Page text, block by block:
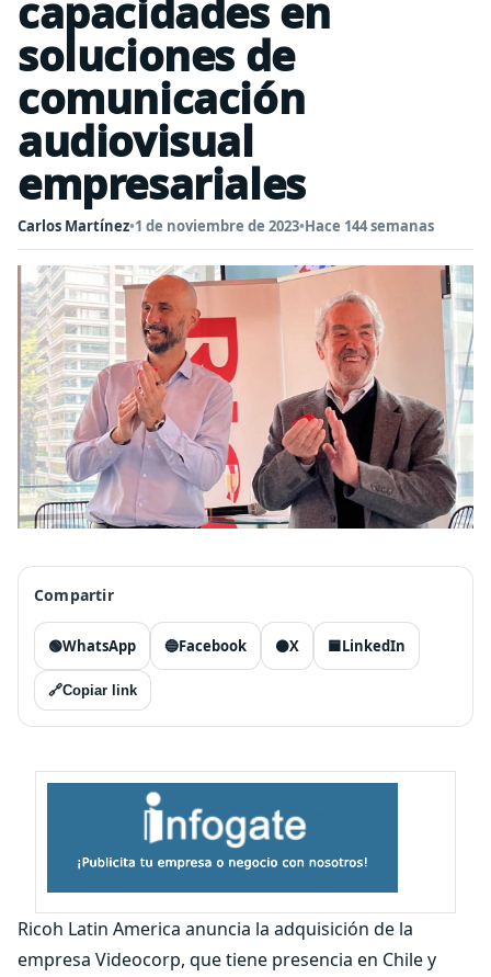
capacidades en
soluciones de
comunicación
audiovisual
empresariales
Carlos Martínez•1 de noviembre de 2023•Hace 144 semanas
Compartir
🟢WhatsApp 🔵Facebook ⚫X 🟦LinkedIn
🔗Copiar link
Ricoh Latin America anuncia la adquisición de la
empresa Videocorp, que tiene presencia en Chile y